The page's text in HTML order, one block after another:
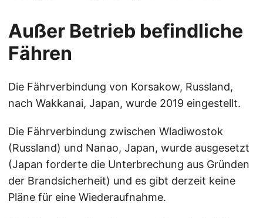
Außer Betrieb befindliche
Fähren
Die Fährverbindung von Korsakow, Russland,
nach Wakkanai, Japan, wurde 2019 eingestellt.
Die Fährverbindung zwischen Wladiwostok
(Russland) und Nanao, Japan, wurde ausgesetzt
(Japan forderte die Unterbrechung aus Gründen
der Brandsicherheit) und es gibt derzeit keine
Pläne für eine Wiederaufnahme.